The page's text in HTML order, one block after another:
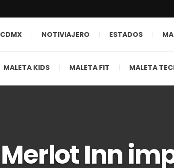
CDMX NOTIVIAJERO ESTADOS
MALETA KIDS MALETA FIT MALETA
Merlot Inn